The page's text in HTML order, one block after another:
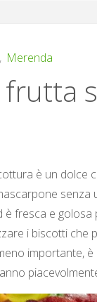
, Merenda
è un dolce
è fresca e
i biscotti che
importante,